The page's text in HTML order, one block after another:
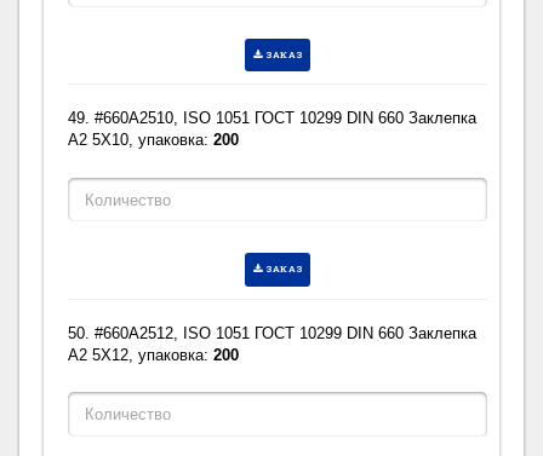
ЗАКАЗ
49. #660A2510, ISO 1051 ГОСТ 10299 DIN 660 Заклепка
A2 5X10, упаковка:200
ЗАКАЗ
50. #660A2512, ISO 1051 ГОСТ 10299 DIN 660 Заклепка
A2 5X12, упаковка:200